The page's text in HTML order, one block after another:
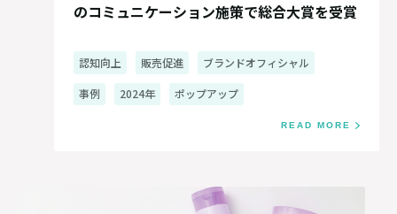
のコミュニケーション施策で総合大賞を受賞
認知向上 販売促進 ブランドオフィシャル
事例 2024年 ポップアップ
READ MORE